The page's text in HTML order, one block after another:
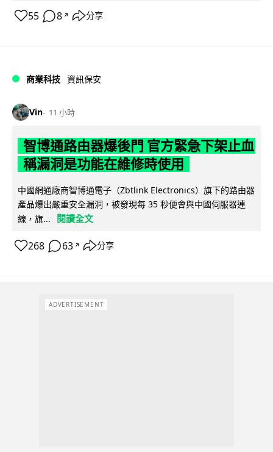
55 8 ↗ 分享
商業科技 資訊保安
Vin 11 小時
智博通路由器爆後門 官方緊急下架止血
稱漏洞是功能在維修時使用
中國網通廠商智博通電子（Zbtlink Electronics）旗下的路由器
產品爆出嚴重安全漏洞，被發現每 35 秒便會與中國伺服器連
線，旗...
閱讀全文
268 63 ↗ 分享
ADVERTISEMENT